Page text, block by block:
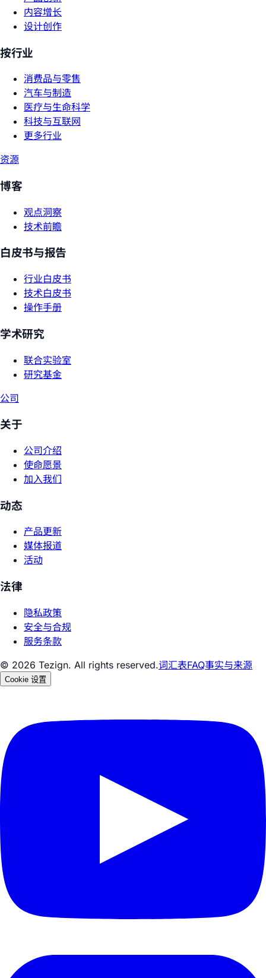
内容增长
设计创作
按行业
消费品与零售
汽车与制造
医疗与生命科学
科技与互联网
更多行业
资源
博客
观点洞察
技术前瞻
白皮书与报告
行业白皮书
技术白皮书
操作手册
学术研究
联合实验室
研究基金
公司
关于
公司介绍
使命愿景
加入我们
动态
产品更新
媒体报道
活动
法律
隐私政策
安全与合规
服务条款
© 2026 Tezign. All rights reserved.词汇表FAQ事实与来源
Cookie 设置